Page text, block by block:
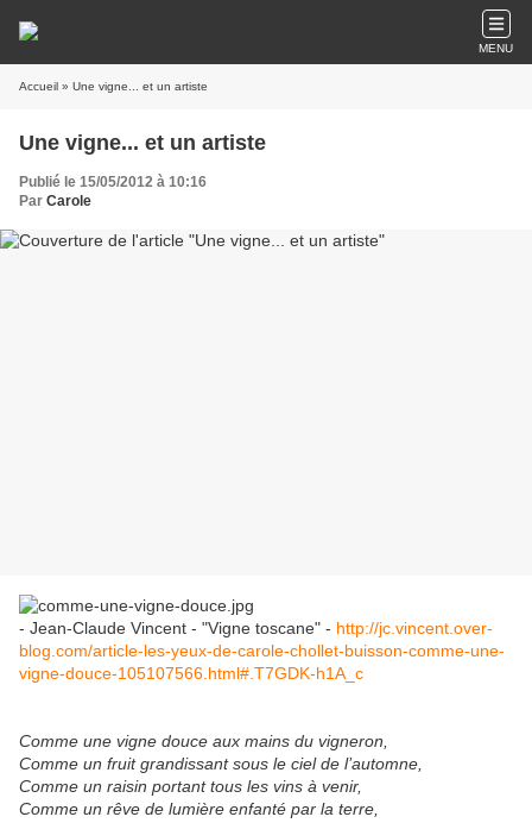
MENU
Accueil » Une vigne... et un artiste
Une vigne... et un artiste
Publié le 15/05/2012 à 10:16
Par Carole
- Jean-Claude Vincent - "Vigne toscane" - http://jc.vincent.over-
blog.com/article-les-yeux-de-carole-chollet-buisson-comme-une-
vigne-douce-105107566.html#.T7GDK-h1A_c
Comme une vigne douce aux mains du vigneron,
Comme un fruit grandissant sous le ciel de l’automne,
Comme un raisin portant tous les vins à venir,
Comme un rêve de lumière enfanté par la terre,